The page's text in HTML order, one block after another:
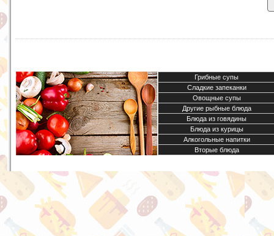
Грибные супы
Сладкие запеканки
Овощные супы
Другие рыбные блюда
Блюда из говядины
Блюда из курицы
Алкогольные напитки
Вторые блюда